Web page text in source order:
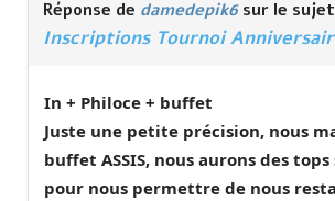
Réponse de damedepik6sur le sujet
Inscriptions Tournoi
In + Philoce + buffet
Juste une petite précision, nous
buffet ASSIS, nous aurons des
pour nous permettre de nous